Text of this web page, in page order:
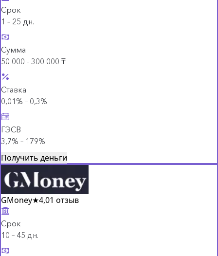
Срок
1 – 25 дн.
Сумма
50 000 - 300 000 ₸
Ставка
0,01% – 0,3%
ГЭСВ
3,7% – 179%
Получить деньги
GMoney★4,01 отзыв
Срок
10 – 45 дн.